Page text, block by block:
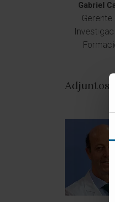
Gabriel
Gerente
Adjuntos